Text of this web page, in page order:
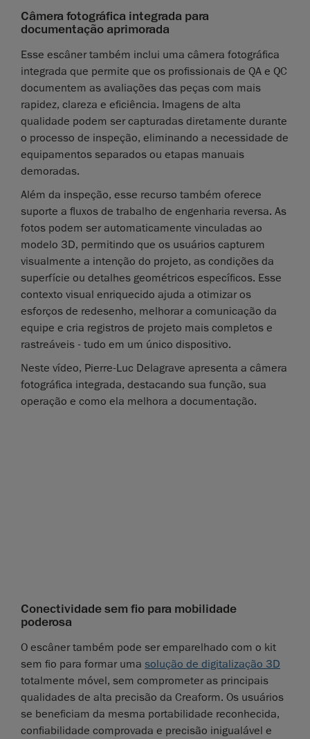
Câmera fotográfica integrada para
documentação aprimorada
Esse escâner também inclui uma câmera fotográfica
integrada que permite que os profissionais de QA e QC
documentem as avaliações das peças com mais
rapidez, clareza e eficiência. Imagens de alta
qualidade podem ser capturadas diretamente durante
o processo de inspeção, eliminando a necessidade de
equipamentos separados ou etapas manuais
demoradas.
Além da inspeção, esse recurso também oferece
suporte a fluxos de trabalho de engenharia reversa. As
fotos podem ser automaticamente vinculadas ao
modelo 3D, permitindo que os usuários capturem
visualmente a intenção do projeto, as condições da
superfície ou detalhes geométricos específicos. Esse
contexto visual enriquecido ajuda a otimizar os
esforços de redesenho, melhorar a comunicação da
equipe e cria registros de projeto mais completos e
rastreáveis - tudo em um único dispositivo.
Neste vídeo, Pierre-Luc Delagrave apresenta a câmera
fotográfica integrada, destacando sua função, sua
operação e como ela melhora a documentação.
Conectividade sem fio para mobilidade
poderosa
O escâner também pode ser emparelhado com o kit
sem fio para formar uma solução de digitalização 3D
totalmente móvel, sem comprometer as principais
qualidades de alta precisão da Creaform. Os usuários
se beneficiam da mesma portabilidade reconhecida,
confiabilidade comprovada e precisão inigualável e